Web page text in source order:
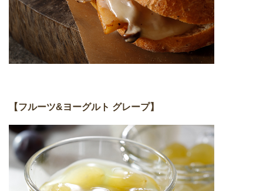
【フルーツ&ヨーグルト グレープ】